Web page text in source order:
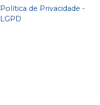
Política de Privacidade -
LGPD